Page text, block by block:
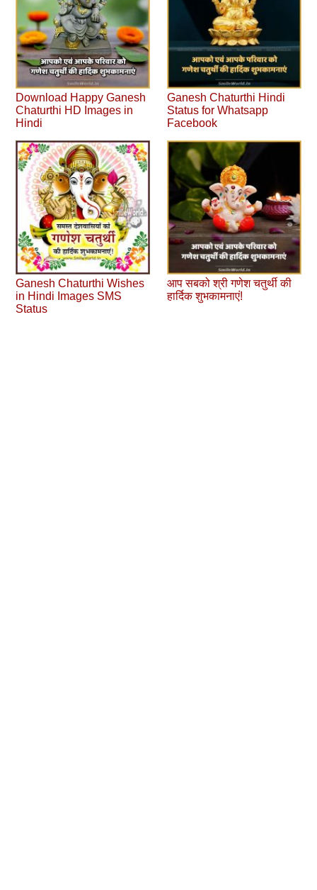
Download Happy Ganesh
Chaturthi HD Images in
Hindi
Ganesh Chaturthi Hindi
Status for Whatsapp
Facebook
Ganesh Chaturthi Wishes
in Hindi Images SMS
Status
आप सबको श्री गणेश चतुर्थी की
हार्दिक शुभकामनाएं!